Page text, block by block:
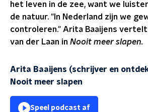
het leven in de zee, want we
de natuur. "In Nederland zijn we
controleren." Arita Baaijens
van der Laan in Nooit meer slapen.
Arita Baaijens (schrijver en
Nooit meer slapen
Speel podcast af